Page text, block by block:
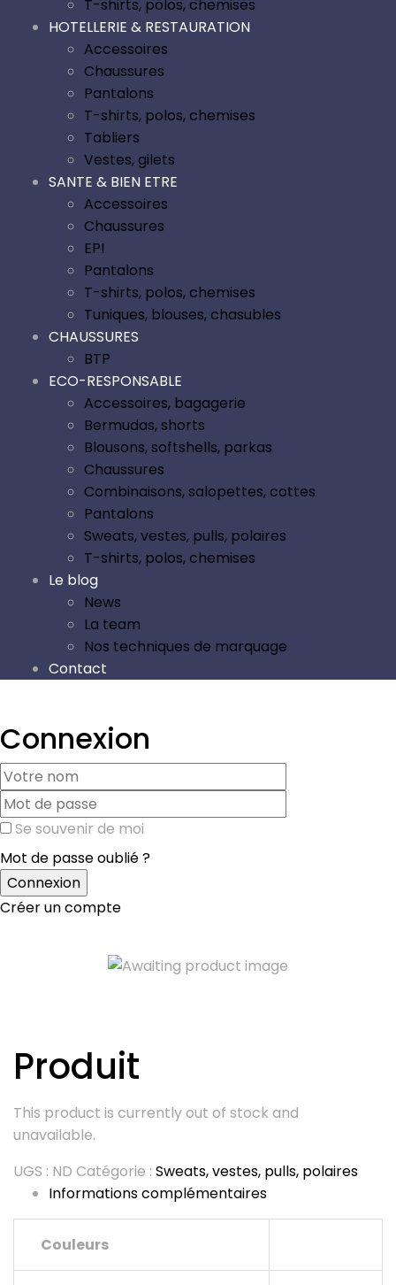
T-shirts, polos, chemises
HOTELLERIE & RESTAURATION
Accessoires
Chaussures
Pantalons
T-shirts, polos, chemises
Tabliers
Vestes, gilets
SANTE & BIEN ETRE
Accessoires
Chaussures
EPI
Pantalons
T-shirts, polos, chemises
Tuniques, blouses, chasubles
CHAUSSURES
BTP
ECO-RESPONSABLE
Accessoires, bagagerie
Bermudas, shorts
Blousons, softshells, parkas
Chaussures
Combinaisons, salopettes, cottes
Pantalons
Sweats, vestes, pulls, polaires
T-shirts, polos, chemises
Le blog
News
La team
Nos techniques de marquage
Contact
Connexion
Se souvenir de moi
Mot de passe oublié ?
Créer un compte
Produit
This product is currently out of stock and
unavailable.
UGS : ND Catégorie : Sweats, vestes, pulls, polaires
Informations complémentaires
Couleurs